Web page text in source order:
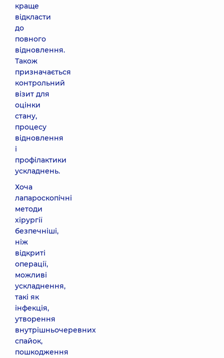
краще
відкласти
до
повного
відновлення.
Також
призначається
контрольний
візит для
оцінки
стану,
процесу
відновлення
і
профілактики
ускладнень.
Хоча
лапароскопічні
методи
хірургії
безпечніші,
ніж
відкриті
операції,
можливі
ускладнення,
такі як
інфекція,
утворення
внутрішньочеревних
спайок,
пошкодження